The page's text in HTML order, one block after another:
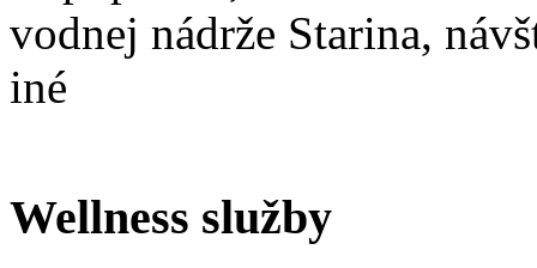
vodnej nádrže Starina,
iné
Wellness služby